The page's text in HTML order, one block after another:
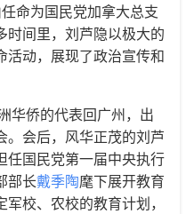
命为国民党加拿大总支
时间里，刘芦隐以极大的
活动，展现了政治宣传和
华侨的代表回广州，出
。会后，风华正茂的刘芦
任国民党第一届中央执行
部长戴季陶麾下展开教育
校、农校的教育计划，